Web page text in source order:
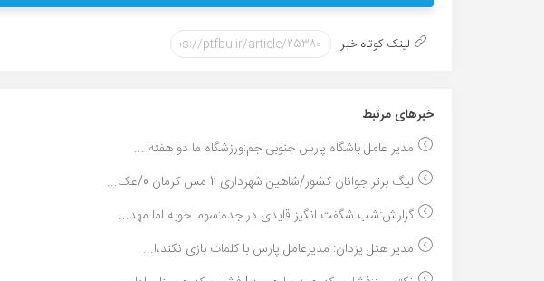
لینک کوتاه خبر
خبر‌های مرتبط
مدیر عامل باشگاه پارس جنوبی جم:ورزشگاه ما دو هفته ...
لیگ برتر جوانان کشور/شاهین شهرداری 2 مس کرمان 0/عک...
گزارش:شب شگفت انگیز قایدی در جده:سوما خوبه اما مهد...
مدیر هتل یزدان: مدیرعامل پارس با کلمات بازی نکند،ا...